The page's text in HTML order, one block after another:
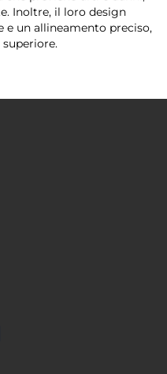
Inoltre, il loro design
e un allineamento preciso,